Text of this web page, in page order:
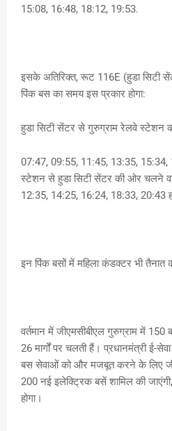
15:08, 16:48, 18:12, 19:53.
इसके अतिरिक्त, रूट 116E (हुडा सिटी
पिंक बस का समय इस प्रकार होगा:
हुडा सिटी सेंटर से गुरुग्राम रेलवे स्टेशन
07:47, 09:55, 11:45, 13:35,
स्टेशन से हुडा सिटी सेंटर की ओर चलने
12:35, 14:25, 16:24, 18:33, 20:43
इन पिंक बसों में महिला कंडक्टर भी तैनात
वर्तमान में जीएमसीबीएल गुरुग्राम में
26 मार्गों पर चलती हैं। प्रधानमंत्री ई-
बस सेवाओं को और मजबूत करने के लिए
200 नई इलेक्ट्रिक बसें शामिल की
होगा।